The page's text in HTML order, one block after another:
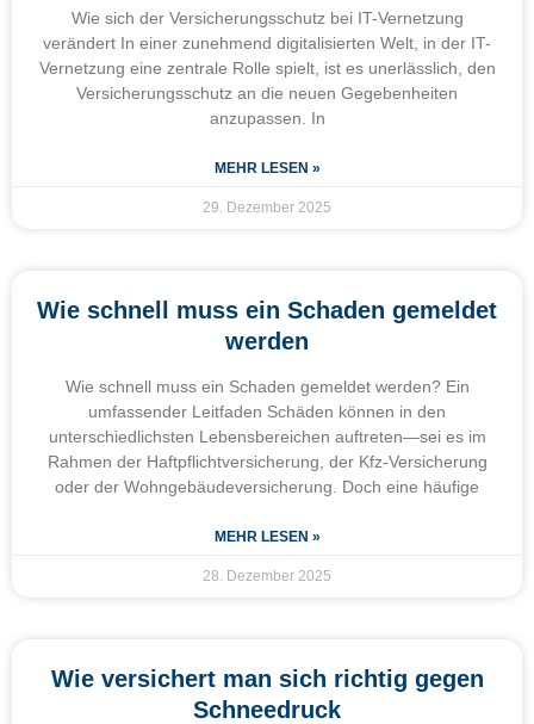
Wie sich der Versicherungsschutz bei IT-Vernetzung
verändert In einer zunehmend digitalisierten Welt, in der IT-
Vernetzung eine zentrale Rolle spielt, ist es unerlässlich, den
Versicherungsschutz an die neuen Gegebenheiten
anzupassen. In
MEHR LESEN »
29. Dezember 2025
Wie schnell muss ein Schaden gemeldet
werden
Wie schnell muss ein Schaden gemeldet werden? Ein
umfassender Leitfaden Schäden können in den
unterschiedlichsten Lebensbereichen auftreten—sei es im
Rahmen der Haftpflichtversicherung, der Kfz-Versicherung
oder der Wohngebäudeversicherung. Doch eine häufige
MEHR LESEN »
28. Dezember 2025
Wie versichert man sich richtig gegen
Schneedruck